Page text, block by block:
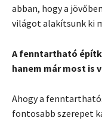
abban, hogy a
világot alakítsunk ki
A fenntartható
hanem már most is
Ahogy a
fontosabb szerepet